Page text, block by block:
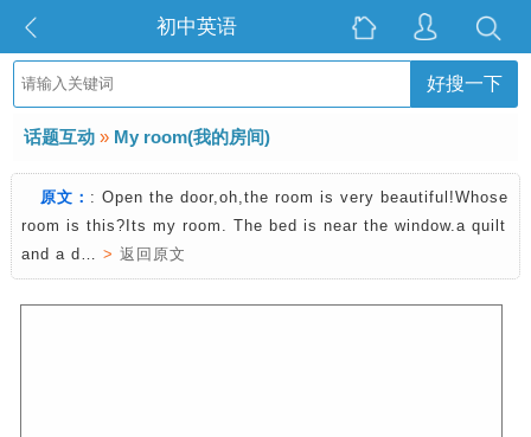
初中英语
好搜一下
话题互动 » My room(我的房间)
原文： : Open the door,oh,the room is very beautiful!Whose
room is this?Its my room. The bed is near the window.a quilt
and a d… > 返回原文